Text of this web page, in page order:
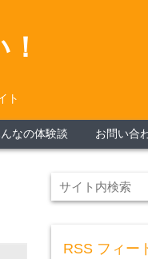
ト
なの体験談 お問い合
RSS フィー